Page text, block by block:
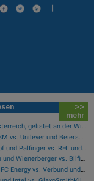
|
>>
mehr
AMCs für Österreich, gelistet an der Wiener Börse
Henkel und 3M vs. Unilever und Beiersdorf – kommentierter KW 32 Peer Group Watch Konsumgüter
Mayr-Melnhof und Palfinger vs. RHI und Andritz – kommentierter KW 32 Peer Group Watch Zykliker Österreich
Saint Gobain und Wienerberger vs. Bilfinger und HeidelbergCement – kommentierter KW 32 Peer Group Watch Bau & Baustoffe
Verbio und SFC Energy vs. Verbund und Ballard Power Systems – kommentierter KW 32 Peer Group Watch Energie